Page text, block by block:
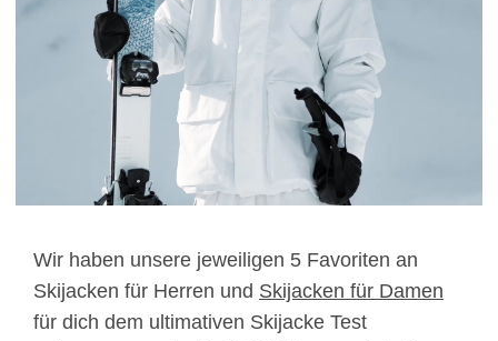
Wir haben unsere jeweiligen 5 Favoriten an
Skijacken für Herren und Skijacken für Damen
für dich dem ultimativen Skijacke Test